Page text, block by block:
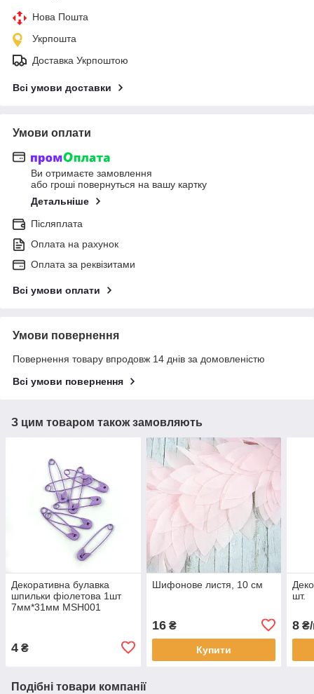
Нова Пошта
Укрпошта
Доставка Укрпоштою
Всі умови доставки
Умови оплати
Ви отримаєте замовлення
або гроші повернуться на вашу картку
Детальніше
Післяплата
Оплата на рахунок
Оплата за реквізитами
Всі умови оплати
Умови повернення
Повернення товару впродовж 14 днів за домовленістю
Всі умови повернення
З цим товаром також замовляють
Декоративна булавка
шпильки фіолетова 1шт
7мм*31мм MSH001
4 ₴
Шифонове листя, 10 см
16₴
Купити
шт.
8 ₴/
Подібні товари компанії